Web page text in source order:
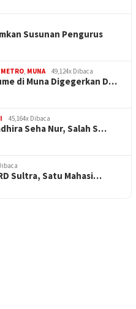
Susunan Pengurus
METRO, MUNA 49,124x Dibaca
di Muna Digegerkan D…
45,164x Dibaca
Seha Nur, Salah S…
Sultra, Satu Mahasi…